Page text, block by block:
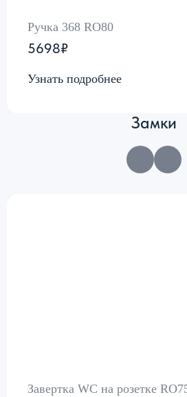
Ручка 368 RO80
5698₽
Узнать подробнее
Замки
Завертка WC на розетке